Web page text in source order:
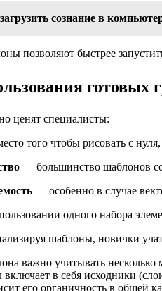
сознание в
позволяют быстрее
готовых
ценят специалисты:
того чтобы рисовать с
— большинство шаблонов
— особенно в случае
одного набора
шаблоны, новички
важно учитывать
в себя исходники
его органичность в общей